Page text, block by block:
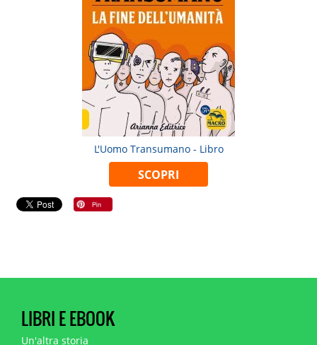
L'Uomo Transumano - Libro
SCOPRI
LIBRI E EBOOK
Un'altra storia